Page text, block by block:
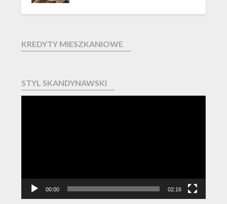
KREDYTY MIESZKANIOWE
STYL SKANDYNAWSKI
00:00 02:16